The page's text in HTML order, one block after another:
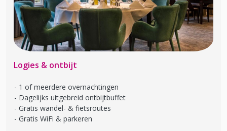
Logies & ontbijt
1 of meerdere overnachtingen
Dagelijks uitgebreid ontbijtbuffet
Gratis wandel- & fietsroutes
Gratis WiFi & parkeren